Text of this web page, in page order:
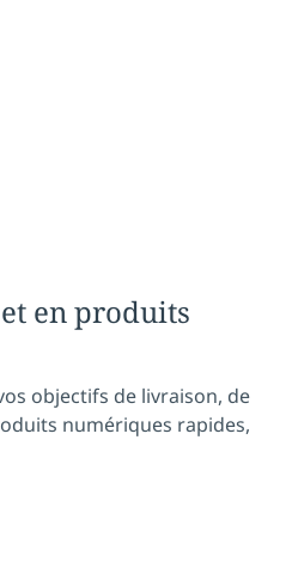
en produits
objectifs de livraison, de
numériques rapides,